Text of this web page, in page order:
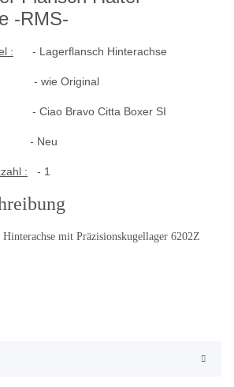
-RMS-
: - Lagerflansch Hinterachse
Original
Bravo Citta Boxer SI
Neu
: - 1
mit Präzisionskugellager 6202Z